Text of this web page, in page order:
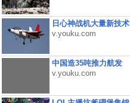
日心神战机大量新技术
v.youku.com
中国造35吨推力航发
v.youku.com